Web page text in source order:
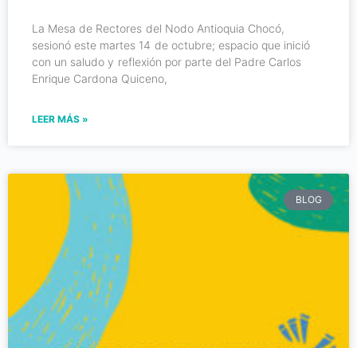
La Mesa de Rectores del Nodo Antioquia Chocó,
sesionó este martes 14 de octubre; espacio que inició
con un saludo y reflexión por parte del Padre Carlos
Enrique Cardona Quiceno,
LEER MÁS »
BLOG